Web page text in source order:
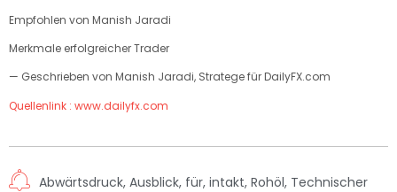
Empfohlen von Manish Jaradi
Merkmale erfolgreicher Trader
— Geschrieben von Manish Jaradi, Stratege für DailyFX.com
Quellenlink : www.dailyfx.com
Abwärtsdruck, Ausblick, für, intakt, Rohöl, Technischer